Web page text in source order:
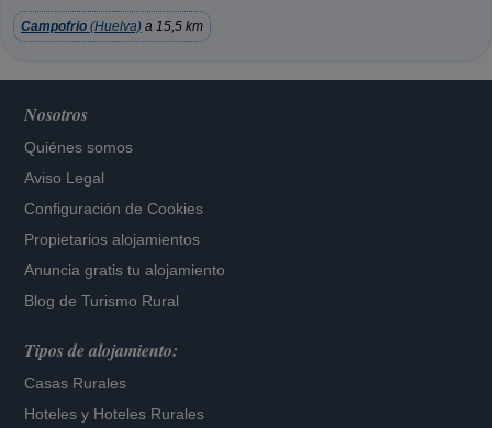
Campofrio (Huelva) a 15,5 km
Nosotros
Quiénes somos
Aviso Legal
Configuración de Cookies
Propietarios alojamientos
Anuncia gratis tu alojamiento
Blog de Turismo Rural
Tipos de alojamiento:
Casas Rurales
Hoteles y Hoteles Rurales